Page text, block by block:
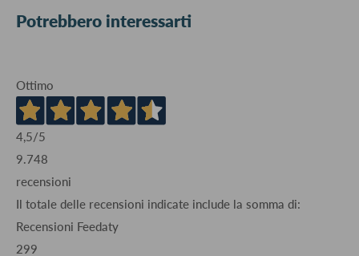
Potrebbero interessarti
Ottimo
4,5/5
9.748
recensioni
Il totale delle recensioni indicate include la somma di:
Recensioni Feedaty
299